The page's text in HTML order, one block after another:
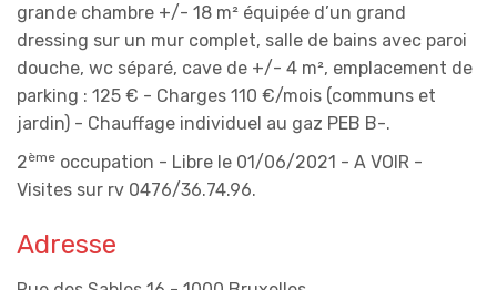
grande chambre +/- 18 m² équipée d’un grand
dressing sur un mur complet, salle de bains avec paroi
douche, wc séparé, cave de +/- 4 m², emplacement de
parking : 125 € - Charges 110 €/mois (communs et
jardin) - Chauffage individuel au gaz PEB B-.
2ème occupation - Libre le 01/06/2021 - A VOIR -
Visites sur rv 0476/36.74.96.
Adresse